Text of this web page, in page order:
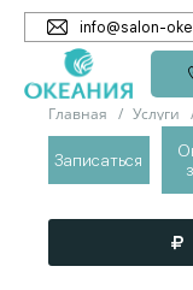
info@salon-
Записаться
Главная Услуги
СТОУН-